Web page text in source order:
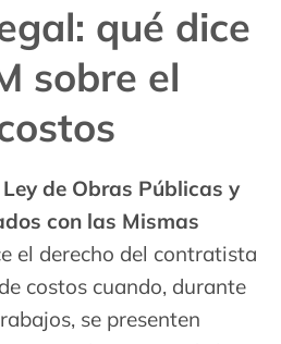
qué dice
sobre el
de Obras Públicas y
con las Mismas
el derecho del contratista
costos cuando, durante
se presenten